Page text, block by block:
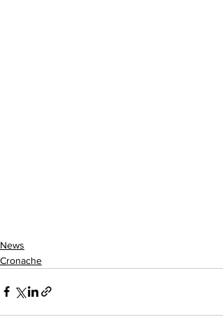
News
Cronache